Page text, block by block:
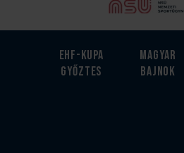
EHF-Kupa
győztes
Magyar
bajnok